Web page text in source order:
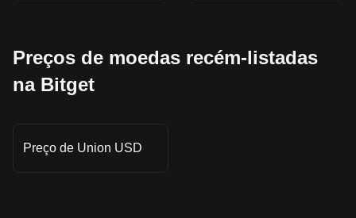
Preços de moedas recém-listadas
na Bitget
Preço de Union USD